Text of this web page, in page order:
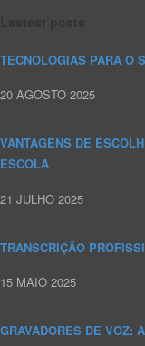
TECNOLOGIAS PARA O
20 AGOSTO 2025
VANTAGENS DE
ESCOLA
21 JULHO 2025
TRANSCRIÇÃO
15 MAIO 2025
GRAVADORES DE VOZ: